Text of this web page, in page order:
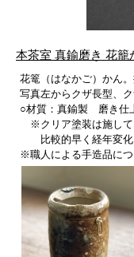
本茶室 真鍮磨き 花籠
花篭（はなかご）かん
写真左からクザ長型、
○材質：真鍮製 磨き仕
※クリア塗装は施して
比較的早く経年変化
※職人による手造品につ